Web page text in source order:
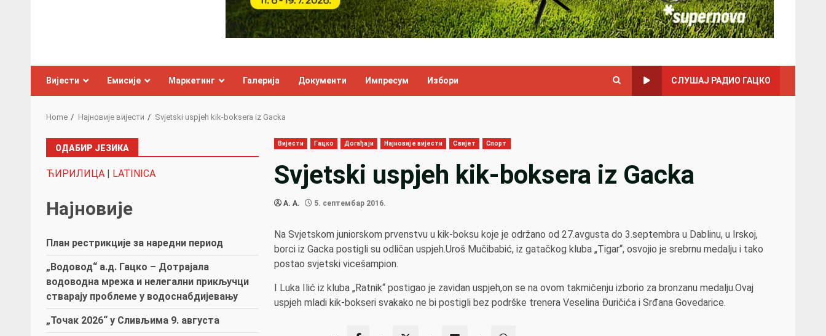
Вијести Емисије Маркетинг Галерија Документи Импресум Избори СЛУШАЈ РАДИО ГАЦКО
Home Најновије вијести Svjetski uspjeh kik-boksera iz Gacka
Вијести Гацко Догађаји Најновије вијести Свијет Спорт
Svjetski uspjeh kik-boksera iz Gacka
A. A. 5. септембар 2016.
Na Svjetskom juniorskom prvenstvu u kik-boksu koje je održano od 27.avgusta do 3.septembra u Dablinu, u Irskoj,
borci iz Gacka postigli su odličan uspjeh.Uroš Mučibabić, iz gatačkog kluba „Tigar“, osvojio je srebrnu medalju i tako
postao svjetski vicešampion.
I Luka Ilić iz kluba „Ratnik“ postigao je zavidan uspjeh,on se na ovom takmičenju izborio za bronzanu medalju.Ovaj
uspjeh mladi kik-bokseri svakako ne bi postigli bez podrške trenera Veselina Đuričića i Srđana Govedarice.
ОДАБИР ЈЕЗИКА
ЋИРИЛИЦА | LATINICA
Најновије
План рестрикције за наредни период
„Водовод“ а.д. Гацко – Дотрајала
водоводна мрежа и нелегални прикључци
стварају проблеме у водоснабдијевању
„Точак 2026“ у Сливљима 9. августа